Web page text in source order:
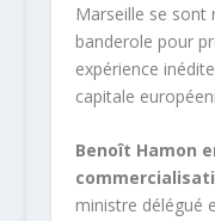
Marseille se sont
banderole pour
expérience
capitale
Benoît Hamon
ministre délégué